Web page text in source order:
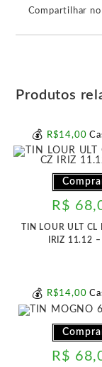
Compartilhar no
Produtos
💰 R$14,00
R$
TIN LOUR ULT CL
IRIZ 11.12
💰 R$14,00
R$